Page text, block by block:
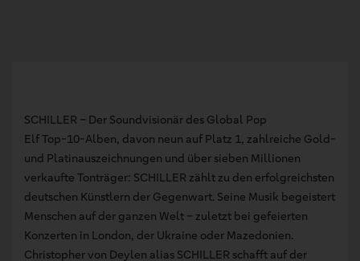
SCHILLER – Der Soundvisionär des Global Pop
Elf Top-10-Alben, davon neun auf Platz 1, zahlreiche Gold-
und Platinauszeichnungen und über sieben Millionen
verkaufte Tonträger: SCHILLER zählt zu den erfolgreichsten
deutschen Künstlern der Gegenwart. Seine Musik begeistert
Menschen auf der ganzen Welt – zuletzt bei gefeierten
Konzerten in London, der Ukraine oder Mazedonien.
Christopher von Deylen alias SCHILLER schafft auf der